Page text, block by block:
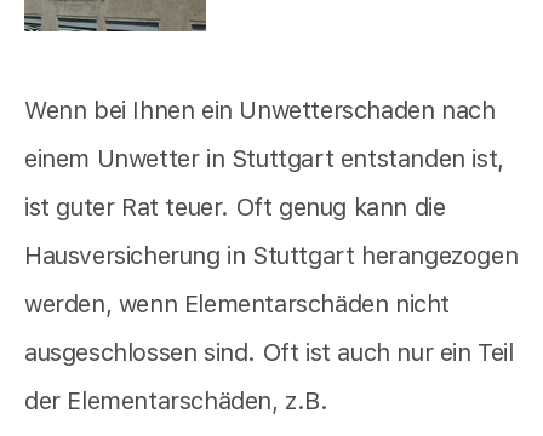
Wenn bei Ihnen ein Unwetterschaden nach
einem Unwetter in Stuttgart entstanden ist,
ist guter Rat teuer. Oft genug kann die
Hausversicherung in Stuttgart herangezogen
werden, wenn Elementarschäden nicht
ausgeschlossen sind. Oft ist auch nur ein Teil
der Elementarschäden, z.B.